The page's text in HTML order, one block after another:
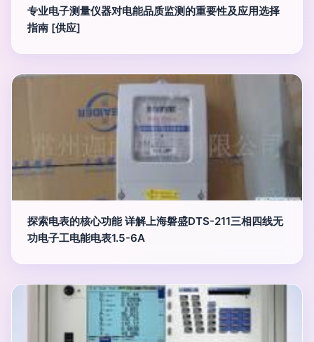
专业电子测量仪器对电能品质监测的重要性及应用选择
指南 [供应]
探索电表的核心功能 详解上海磐盛DTS-211三相四线无
功电子工电能电表1.5-6A